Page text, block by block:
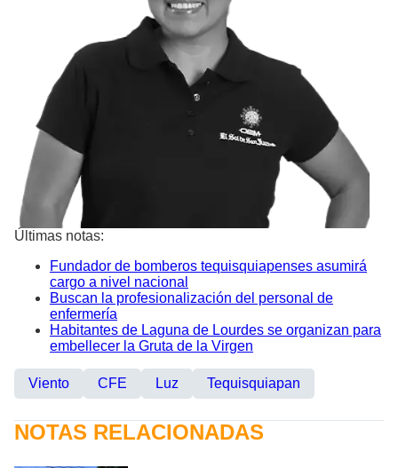
Últimas notas:
Fundador de bomberos tequisquiapenses asumirá
cargo a nivel nacional
Buscan la profesionalización del personal de
enfermería
Habitantes de Laguna de Lourdes se organizan para
embellecer la Gruta de la Virgen
Viento CFE Luz Tequisquiapan
NOTAS RELACIONADAS